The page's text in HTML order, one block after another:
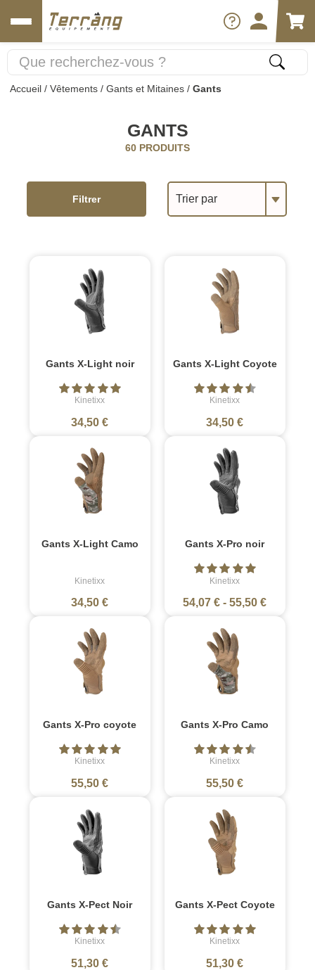
Accueil / Vêtements / Gants et Mitaines / Gants
GANTS
60 PRODUITS
Trier par
Filtrer
Gants X-Light noir
Kinetixx
34,50 €
Gants X-Light Coyote
Kinetixx
34,50 €
Gants X-Light Camo
Kinetixx
34,50 €
Gants X-Pro noir
Kinetixx
54,07 € -55,50 €
Gants X-Pro coyote
Kinetixx
55,50 €
Gants X-Pro Camo
Kinetixx
55,50 €
Gants X-Pect Noir
Kinetixx
51,30 €
Gants X-Pect Coyote
Kinetixx
51,30 €